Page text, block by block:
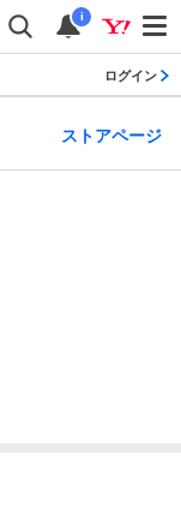
i
ログイン
ストアページ